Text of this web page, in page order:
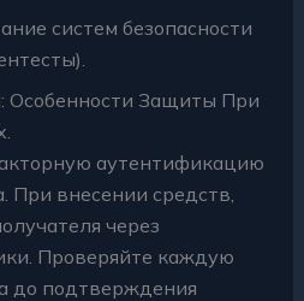
систем безопасности
Особенности Защиты При
аутентификацию
При внесении средств,
через
Проверяйте каждую
до подтверждения